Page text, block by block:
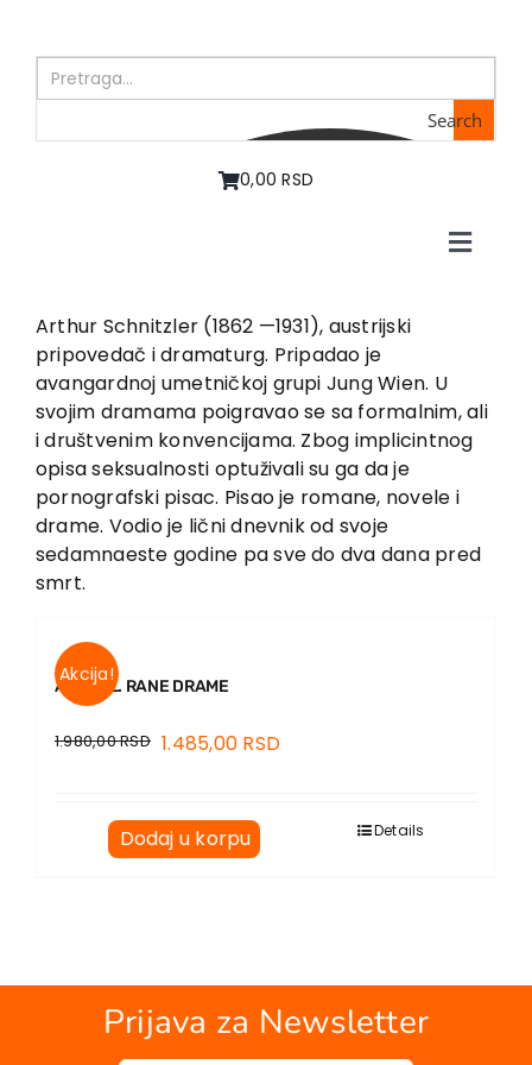
content
Search
0,00 RSD
Toggle
O nama
Knjige
U pripremi
Akcija
Autori
Vesti
EU PROJEKTI
Kontakt
Arthur Schnitzler (1862 —1931), austrijski
pripovedač i dramaturg. Pripadao je
avangardnoj umetničkoj grupi Jung Wien. U
svojim dramama poigravao se sa formalnim, ali
i društvenim konvencijama. Zbog implicintnog
opisa seksualnosti optuživali su ga da je
pornografski pisac. Pisao je romane, novele i
drame. Vodio je lični dnevnik od svoje
sedamnaeste godine pa sve do dva dana pred
smrt.
Akcija!
ANATOL. RANE DRAME
1.980,00RSD 1.485,00 RSD
Dodaj u korpu Details
Prijava za Newsletter